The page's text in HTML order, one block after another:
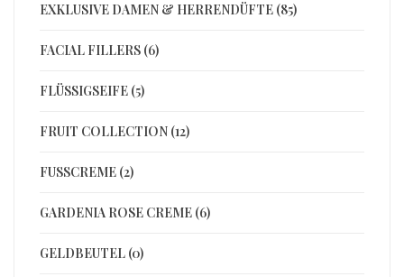
EXKLUSIVE DAMEN & HERRENDÜFTE (85)
FACIAL FILLERS (6)
FLÜSSIGSEIFE (5)
FRUIT COLLECTION (12)
FUSSCREME (2)
GARDENIA ROSE CREME (6)
GELDBEUTEL (0)